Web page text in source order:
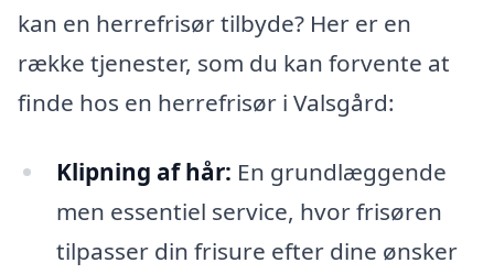
kan en herrefrisør tilbyde? Her er en
række tjenester, som du kan forvente at
finde hos en herrefrisør i Valsgård:
Klipning af hår: En grundlæggende
men essentiel service, hvor frisøren
tilpasser din frisure efter dine ønsker